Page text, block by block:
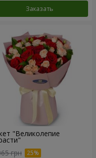
Заказать
"Великолепие
грн